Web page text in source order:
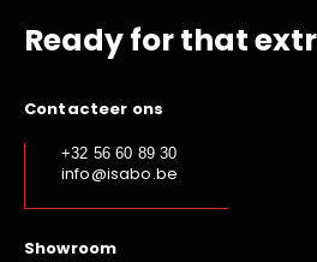
Ready for that
Contacteer ons
+32 56 60 89 30
info@isabo.be
Showroom